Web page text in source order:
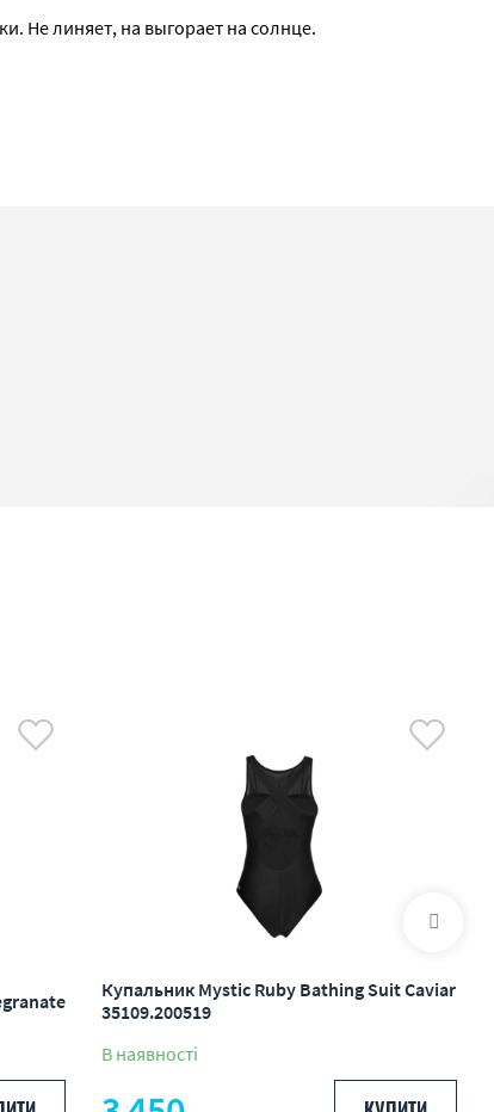
Не линяет, на выгорает на солнце.
Купальник Mystic Ruby Bathing Suit Caviar
35109.200519
В наявності